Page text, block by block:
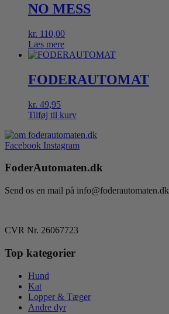
NO MESS
kr. 110,00
Læs mere
FODERAUTOMAT
kr. 49,95
Tilføj til kurv
Facebook Instagram
FoderAutomaten.dk
Send os en mail på info@foderautomaten.dk
CVR Nr. 26067723
Top kategorier
Hund
Kat
Lopper & Tæger
Andre dyr